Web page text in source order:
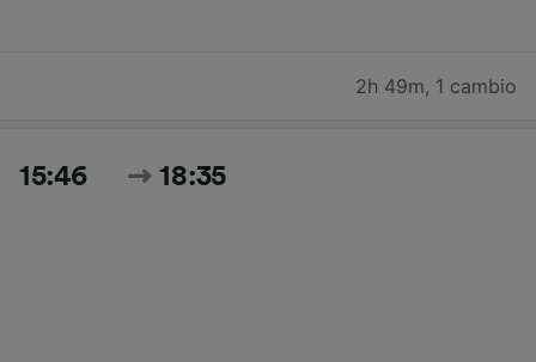
2h 49m, 1 cambio
15:46 18:35